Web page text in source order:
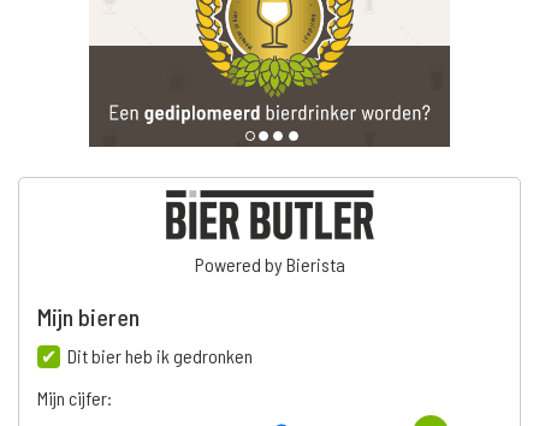
Powered by Bierista
Mijn bieren
Dit bier heb ik gedronken
Mijn cijfer: